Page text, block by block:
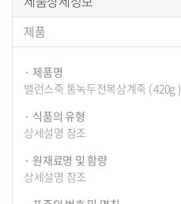
매
정
제품
제품명
밸런스죽 통녹두전복삼계죽 ( 420g )
식품의 유형
상세설명 참조
원재료명 및 함량
상세설명 참조